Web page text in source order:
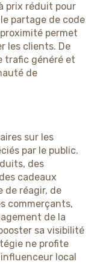
prix réduit pour
partage de code
permet
les clients. De
trafic généré et
de
sur les
par le public.
des
cadeaux
de réagir, de
commerçants,
de la
sa visibilité
ne profite
local